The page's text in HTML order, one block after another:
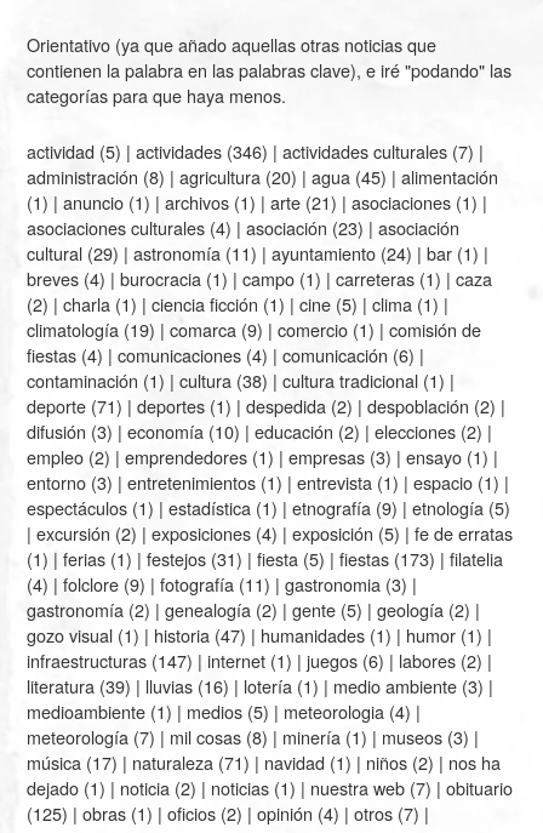
Orientativo (ya que añado aquellas otras noticias que
contienen la palabra en las palabras clave), e iré "podando" las
categorías para que haya menos.
actividad (5) |actividades (346) |actividades culturales (7) |
administración (8) |agricultura (20) |agua (45) |alimentación
(1) |anuncio (1) |archivos (1) |arte (21) |asociaciones (1) |
asociaciones culturales (4) |asociación (23) |asociación
cultural (29) |astronomía (11) |ayuntamiento (24) |bar (1) |
breves (4) |burocracia (1) |campo (1) |carreteras (1) |caza
(2) |charla (1) |ciencia ficción (1) |cine (5) |clima (1) |
climatología (19) |comarca (9) |comercio (1) |comisión de
fiestas (4) |comunicaciones (4) |comunicación (6) |
contaminación (1) |cultura (38) |cultura tradicional (1) |
deporte (71) |deportes (1) |despedida (2) |despoblación (2) |
difusión (3) |economía (10) |educación (2) |elecciones (2) |
empleo (2) |emprendedores (1) |empresas (3) |ensayo (1) |
entorno (3) |entretenimientos (1) |entrevista (1) |espacio (1) |
espectáculos (1) |estadística (1) |etnografía (9) |etnología (5)
|excursión (2) |exposiciones (4) |exposición (5) |fe de erratas
(1) |ferias (1) |festejos (31) |fiesta (5) |fiestas (173) |filatelia
(4) |folclore (9) |fotografía (11) |gastronomia (3) |
gastronomía (2) |genealogía (2) |gente (5) |geología (2) |
gozo visual (1) | historia (47) | humanidades (1) | humor (1) |
infraestructuras (147) |internet (1) |juegos (6) | labores (2) |
literatura (39) | lluvias (16) | lotería (1) | medio ambiente (3) |
medioambiente (1) | medios (5) | meteorologia (4) |
meteorología (7) | mil cosas (8) | minería (1) | museos (3) |
música (17) | naturaleza (71) | navidad (1) | niños (2) | nos ha
dejado (1) | noticia (2) | noticias (1) | nuestra web (7) |obituario
(125) |obras (1) |oficios (2) |opinión (4) |otros (7) |